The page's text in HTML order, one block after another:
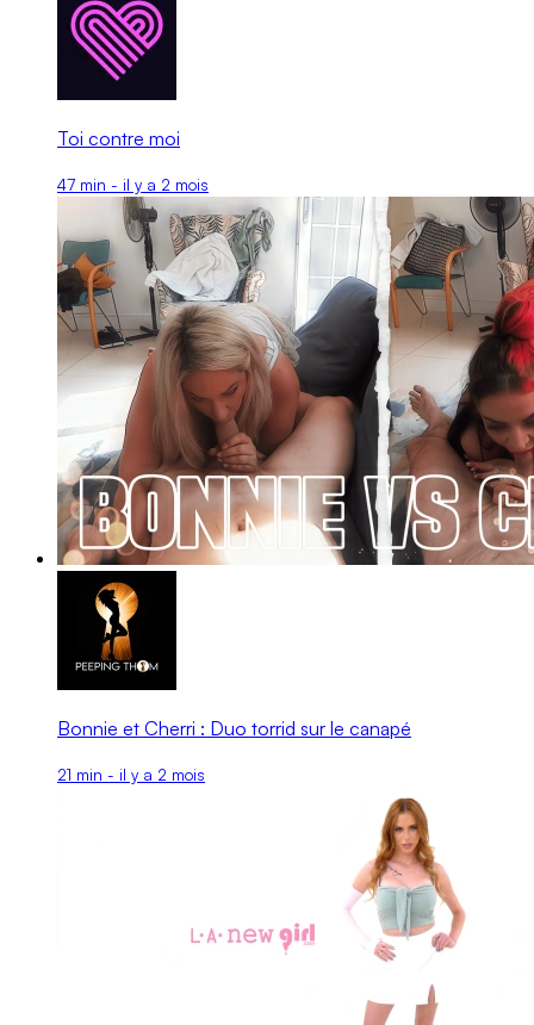
Toi contre moi
47 min - il y a 2 mois
Bonnie et Cherri : Duo torrid sur le canapé
21 min - il y a 2 mois